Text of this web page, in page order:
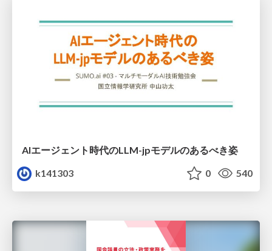
AIエージェント時代のLLM-jpモデルのあるべき姿
k141303
0 540